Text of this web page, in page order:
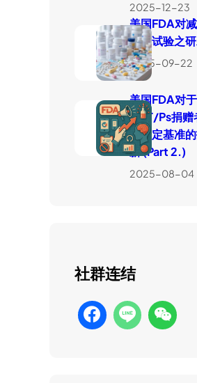
2025-12-23
美国FDA对
临床试验之
2025-09-22
美国FDA对于
HCT/Ps捐赠
性判定基准
新 (Part 2.)
2025-08-04
社群连结